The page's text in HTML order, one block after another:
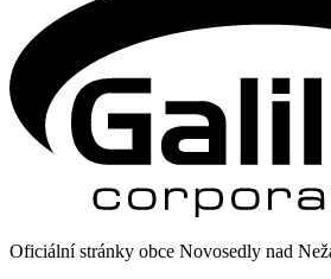
Oficiální stránky obce Novosedly nad